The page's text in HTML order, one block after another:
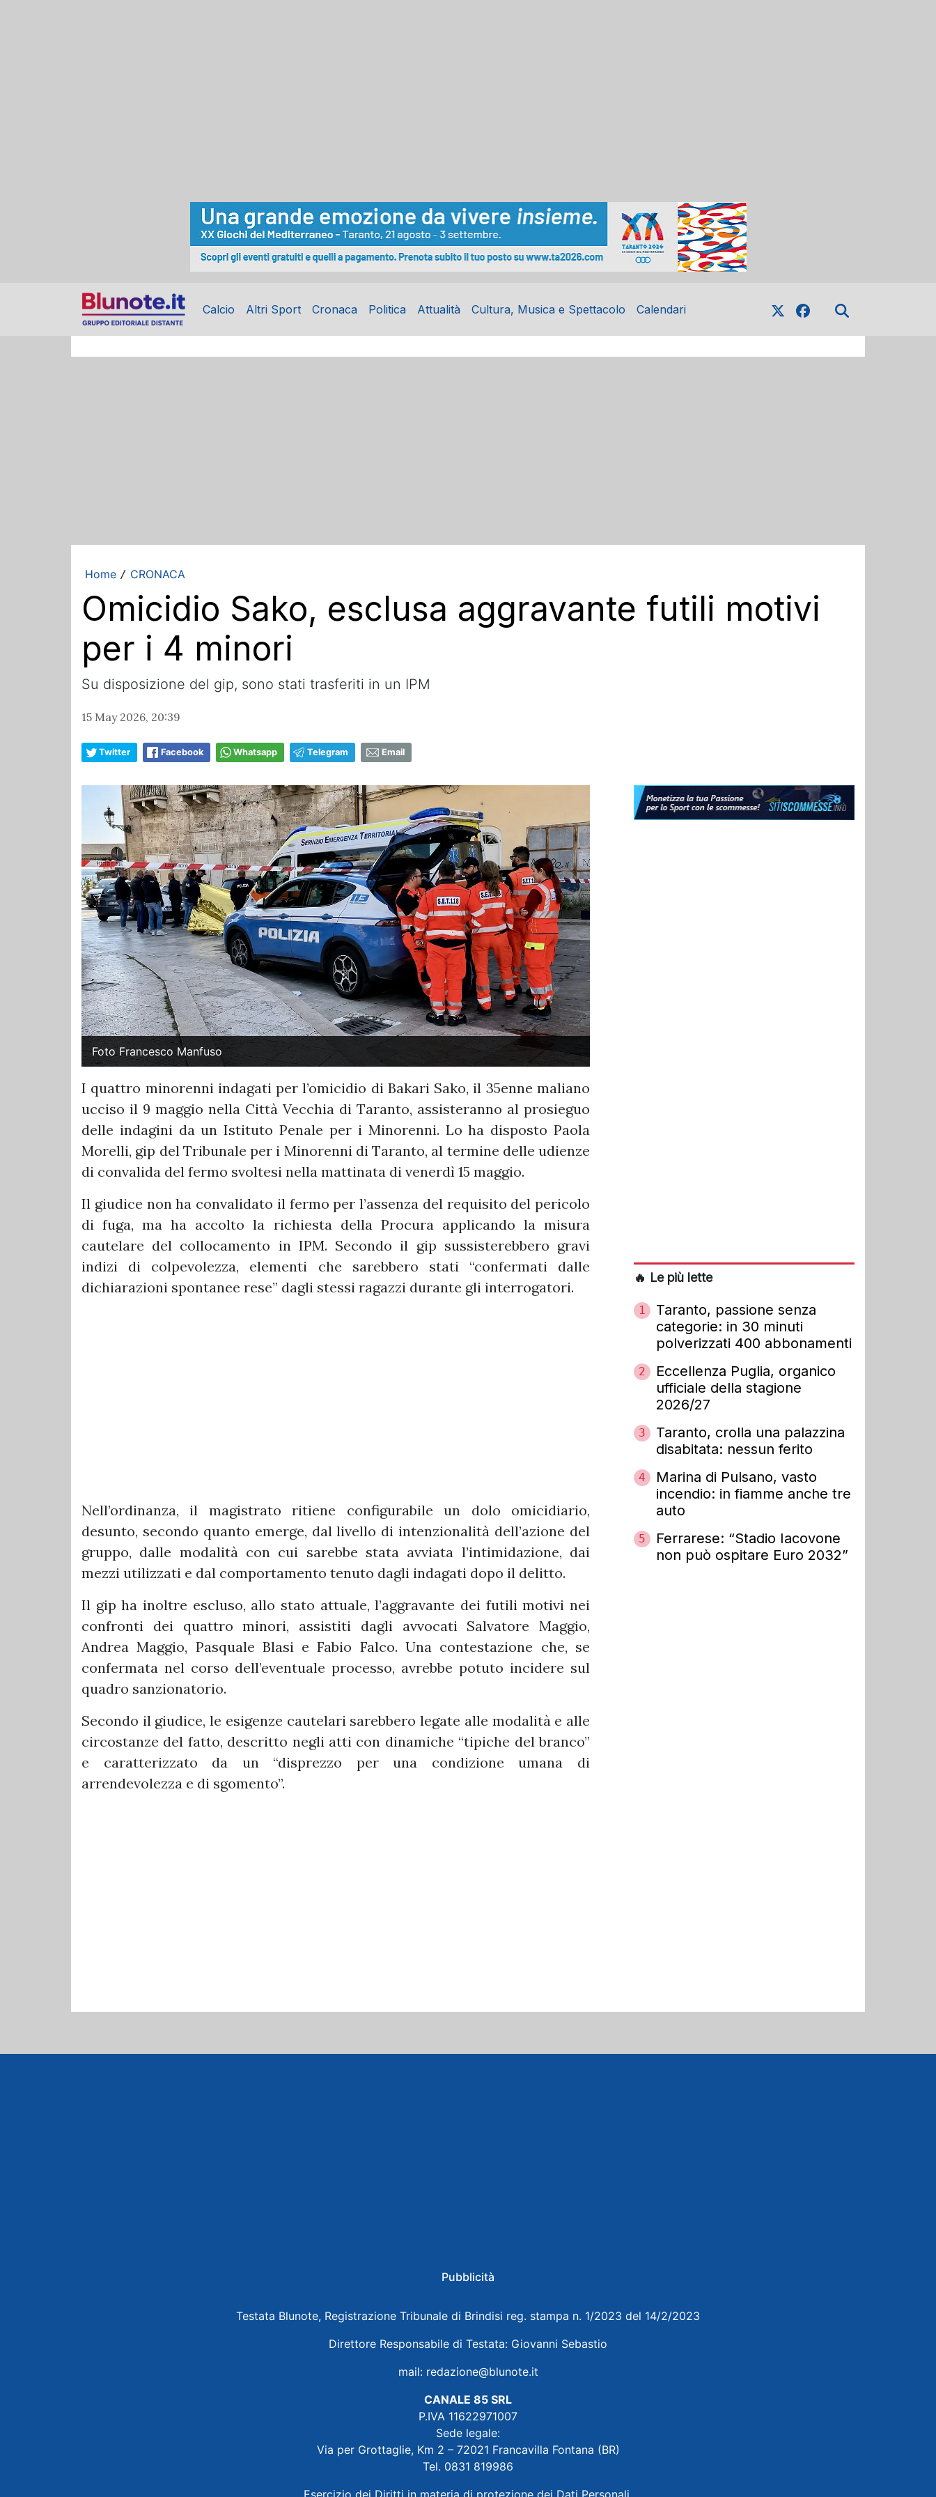
Calcio Altri Sport Cronaca Politica Attualità Cultura, Musica e Spettacolo Calendari
Home / CRONACA
Omicidio Sako, esclusa aggravante futili motivi
per i 4 minori
Su disposizione del gip, sono stati trasferiti in un IPM
15 May 2026, 20:39
Twitter Facebook Whatsapp Telegram Email
Foto Francesco Manfuso
I quattro minorenni indagati per l’omicidio di Bakari Sako, il 35enne maliano
ucciso il 9 maggio nella Città Vecchia di Taranto, assisteranno al prosieguo
delle indagini da un Istituto Penale per i Minorenni. Lo ha disposto Paola
Morelli, gip del Tribunale per i Minorenni di Taranto, al termine delle udienze
di convalida del fermo svoltesi nella mattinata di venerdì 15 maggio.
Il giudice non ha convalidato il fermo per l’assenza del requisito del pericolo
di fuga, ma ha accolto la richiesta della Procura applicando la misura
cautelare del collocamento in IPM. Secondo il gip sussisterebbero gravi
indizi di colpevolezza, elementi che sarebbero stati “confermati dalle
dichiarazioni spontanee rese” dagli stessi ragazzi durante gli interrogatori.
Nell’ordinanza, il magistrato ritiene configurabile un dolo omicidiario,
desunto, secondo quanto emerge, dal livello di intenzionalità dell’azione del
gruppo, dalle modalità con cui sarebbe stata avviata l’intimidazione, dai
mezzi utilizzati e dal comportamento tenuto dagli indagati dopo il delitto.
Il gip ha inoltre escluso, allo stato attuale, l’aggravante dei futili motivi nei
confronti dei quattro minori, assistiti dagli avvocati Salvatore Maggio,
Andrea Maggio, Pasquale Blasi e Fabio Falco. Una contestazione che, se
confermata nel corso dell’eventuale processo, avrebbe potuto incidere sul
quadro sanzionatorio.
Secondo il giudice, le esigenze cautelari sarebbero legate alle modalità e alle
circostanze del fatto, descritto negli atti con dinamiche “tipiche del branco”
e caratterizzato da un “disprezzo per una condizione umana di
arrendevolezza e di sgomento”.
🔥 Le più lette
1
Taranto, passione senza
categorie: in 30 minuti
polverizzati 400 abbonamenti
2
Eccellenza Puglia, organico
ufficiale della stagione
2026/27
3
Taranto, crolla una palazzina
disabitata: nessun ferito
4
Marina di Pulsano, vasto
incendio: in fiamme anche tre
auto
5
Ferrarese: “Stadio Iacovone
non può ospitare Euro 2032”
Pubblicità
Testata Blunote, Registrazione Tribunale di Brindisi reg. stampa n. 1/2023 del 14/2/2023
Direttore Responsabile di Testata: Giovanni Sebastio
mail: redazione@blunote.it
CANALE 85 SRL
P.IVA 11622971007
Sede legale:
Via per Grottaglie, Km 2 – 72021 Francavilla Fontana (BR)
Tel. 0831 819986
Esercizio dei Diritti in materia di protezione dei Dati Personali